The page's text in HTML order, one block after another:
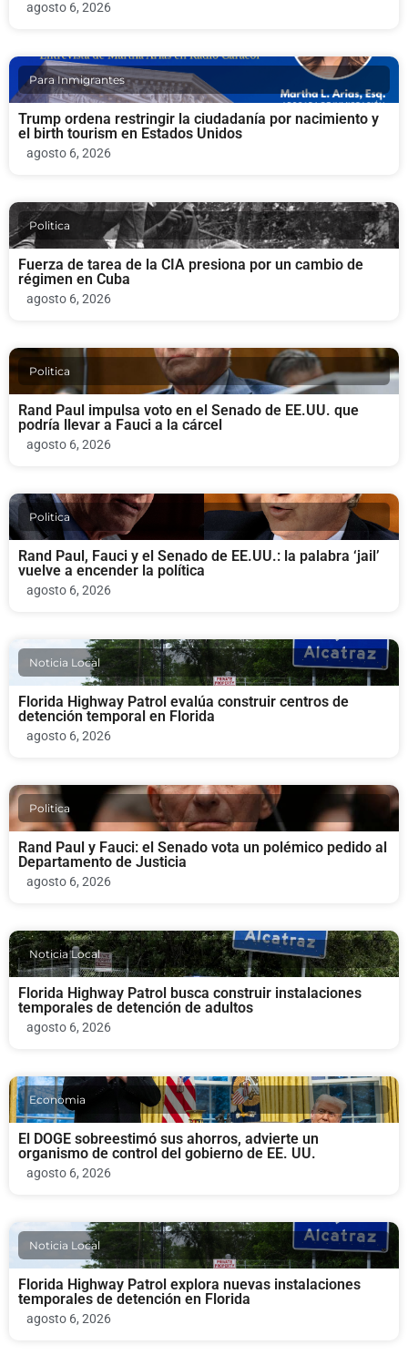
agosto 6, 2026
Para Inmigrantes
Trump ordena restringir la ciudadanía por nacimiento y
el birth tourism en Estados Unidos
agosto 6, 2026
Politica
Fuerza de tarea de la CIA presiona por un cambio de
régimen en Cuba
agosto 6, 2026
Politica
Rand Paul impulsa voto en el Senado de EE.UU. que
podría llevar a Fauci a la cárcel
agosto 6, 2026
Politica
Rand Paul, Fauci y el Senado de EE.UU.: la palabra ‘jail’
vuelve a encender la política
agosto 6, 2026
Noticia Local
Florida Highway Patrol evalúa construir centros de
detención temporal en Florida
agosto 6, 2026
Politica
Rand Paul y Fauci: el Senado vota un polémico pedido al
Departamento de Justicia
agosto 6, 2026
Noticia Local
Florida Highway Patrol busca construir instalaciones
temporales de detención de adultos
agosto 6, 2026
Economia
El DOGE sobreestimó sus ahorros, advierte un
organismo de control del gobierno de EE. UU.
agosto 6, 2026
Noticia Local
Florida Highway Patrol explora nuevas instalaciones
temporales de detención en Florida
agosto 6, 2026